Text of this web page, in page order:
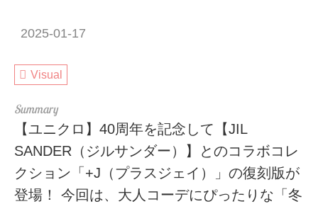
2025-01-17
Visual
【ユニクロ】40周年を記念して【JIL
SANDER（ジルサンダー）】とのコラボコレ
クション「+J（プラスジェイ）」の復刻版が
登場！ 今回は、大人コーデにぴったりな「冬